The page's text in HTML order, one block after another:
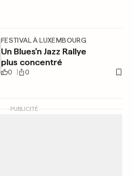
FESTIVAL À LUXEMBOURG
Un Blues'n Jazz Rallye
plus concentré
0 0
PUBLICITÉ